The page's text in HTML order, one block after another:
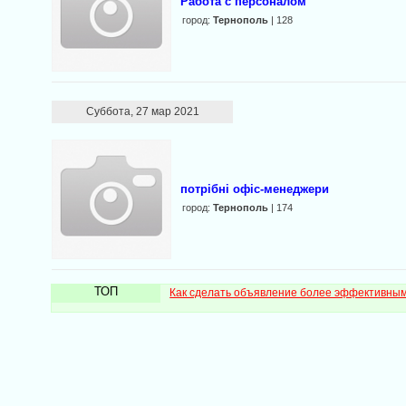
город:Тернополь | 128
Суббота, 27 мар 2021
потрібні офіс-менеджери
город:Тернополь | 174
ТОП Как сделать объявление более